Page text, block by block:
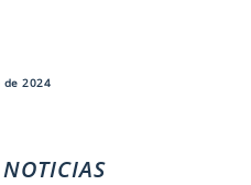
de 2024